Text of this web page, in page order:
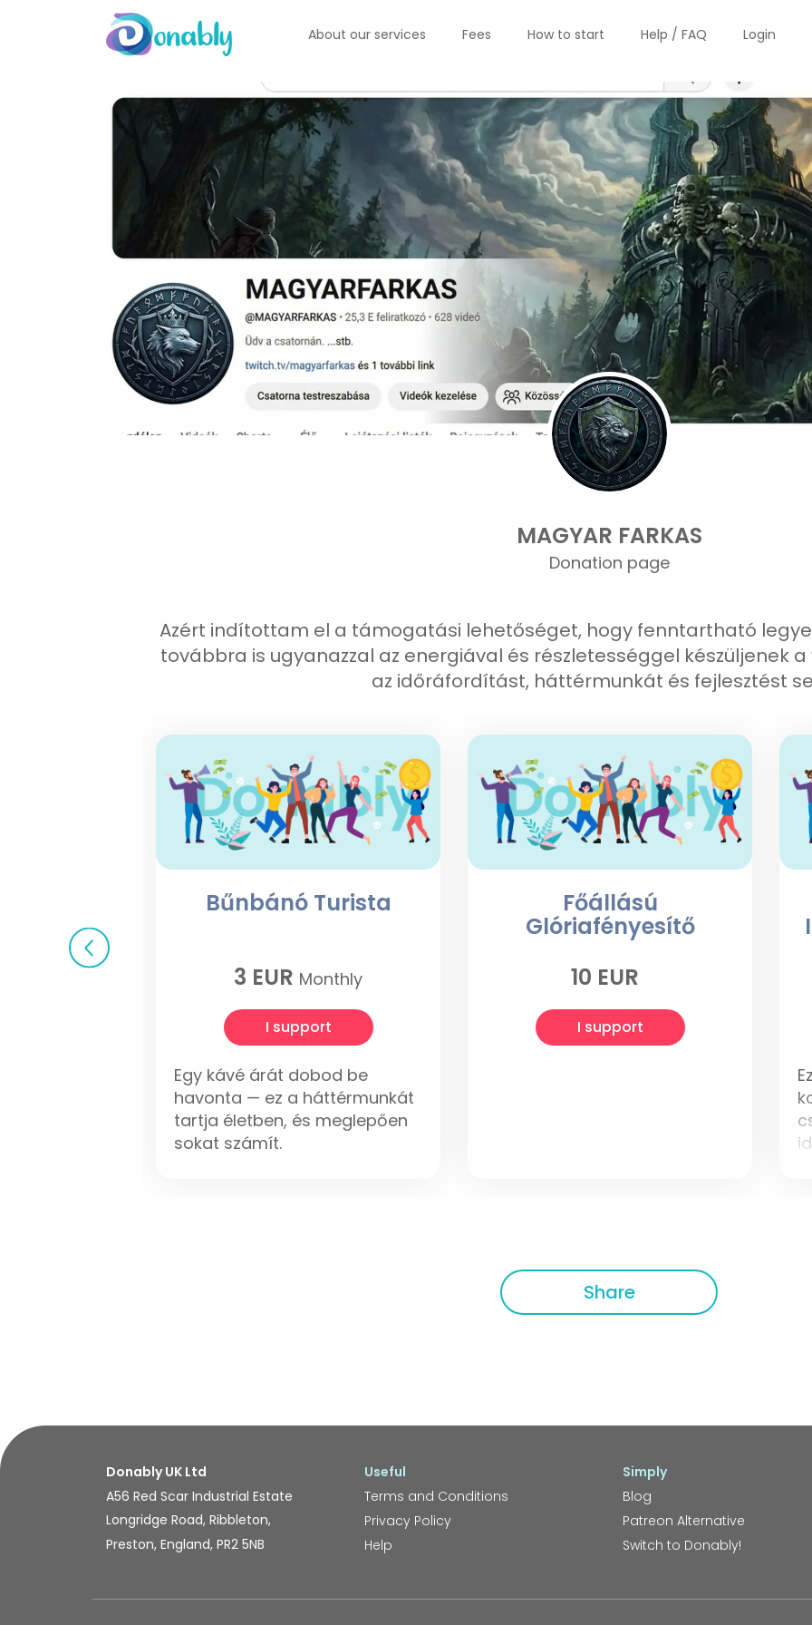
About our services Fees How to start Help / FAQ Login
MAGYAR FARKAS
Donation page
Azért indítottam el a támogatási lehetőséget, hogy fenntartható
továbbra is ugyanazzal az energiával és részletességgel készüljenek
az időráfordítást, háttérmunkát és fejlesztést
Bűnbánó Turista
3 EUR Monthly
I support
Egy kávé árát dobod be
havonta — ez a háttérmunkát
tartja életben, és meglepően
sokat számít.
Főállású
Glóriafényesítő
10 EUR
I support
Share
Donably UK Ltd
A56 Red Scar Industrial Estate
Longridge Road, Ribbleton,
Preston, England, PR2 5NB
Useful
Terms and Conditions
Privacy Policy
Help
Simply
Blog
Patreon Alternative
Switch to Donably!